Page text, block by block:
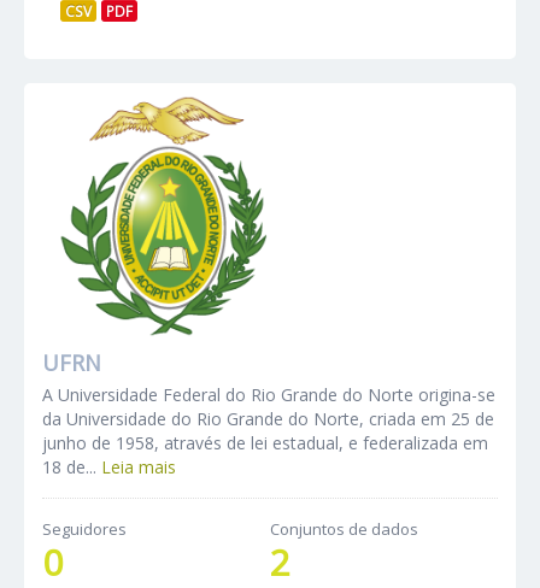
CSV PDF
UFRN
A Universidade Federal do Rio Grande do Norte origina-se
da Universidade do Rio Grande do Norte, criada em 25 de
junho de 1958, através de lei estadual, e federalizada em
18 de... Leia mais
Seguidores
0
Conjuntos de dados
2